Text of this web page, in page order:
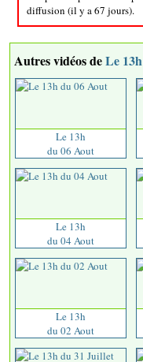
diffusion (il y a 67 jours).
Autres vidéos deLe 13h
Le 13h
du 06 Aout
Le 13h
du 04 Aout
Le 13h
du 02 Aout